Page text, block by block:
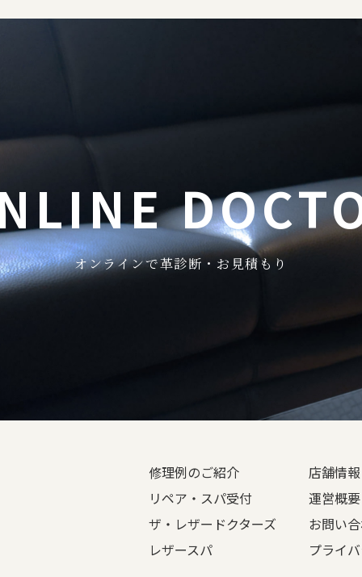
オンラインで革診断・お見積もり
修理例のご紹介
リペア・スパ受付
ザ・レザードクターズ
レザースパ
店舗情報
運営概要
お問い
プライ